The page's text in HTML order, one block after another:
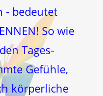
- bedeutet
So wie
Tages-
Gefühle,
körperliche